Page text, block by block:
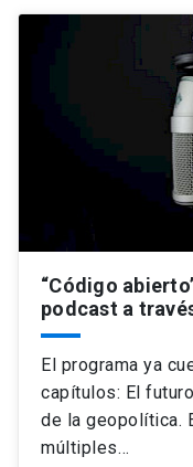
“Código
podcast a
El programa ya
capítulos: El
de la geopolítica.
múltiples…